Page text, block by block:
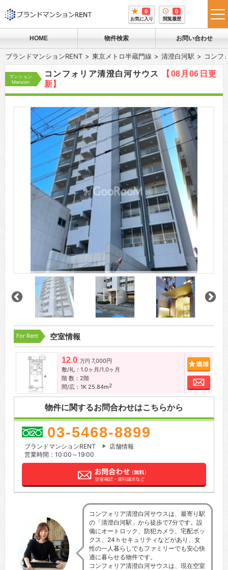
0
お気に入り
0
閲覧履歴
HOME 物件検索 お問い合わせ
ブランドマンションRENT 東京メトロ半蔵門線 清澄白河駅 コンフ
マンション
Mansion
コンフォリア清澄白河サウス
【08月06日更
新】
For Rent 空室情報
12.0 万円 7,000円
敷/礼：1.0ヶ月/1.0ヶ月
階 数：2階
間/広：1K 25.84m2
お問
物件に関するお問合わせはこちらから
03-5468-8899
ブランドマンションRENT
店舗情報
営業時間：10:00～19:00
コンフォリア清澄白河サウスは、最寄り駅
の「清澄白河駅」から徒歩で7分です。設
備にオートロック、防犯カメラ、宅配ボッ
クス、24ｈセキュリティなどがあり、女
性の一人暮らしでもファミリーでも安心快
適に暮らせる物件です。
コンフォリア清澄白河サウスは、現在空室